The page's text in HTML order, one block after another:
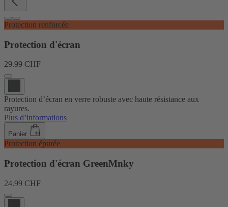
Protection renforcée
Protection d'écran
29.99 CHF
Protection d’écran en verre robuste avec haute résistance aux
rayures.
Plus d’informations
Panier
Protection épurée
Protection d'écran GreenMnky
24.99 CHF